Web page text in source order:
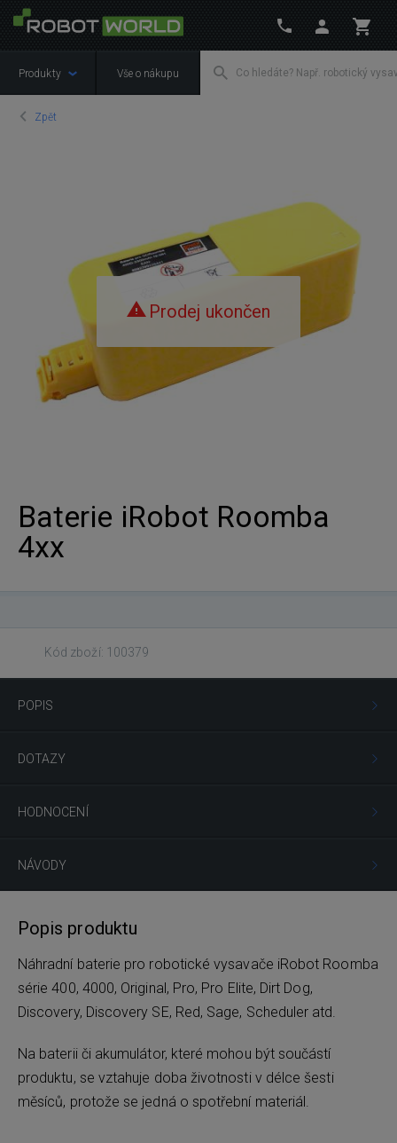
Produkty Vše o nákupu
Zpět
Prodej ukončen
Baterie iRobot Roomba
4xx
Kód zboží: 100379
POPIS
DOTAZY
HODNOCENÍ
NÁVODY
Popis produktu
Náhradní baterie pro robotické vysavače iRobot Roomba
série 400, 4000, Original, Pro, Pro Elite, Dirt Dog,
Discovery, Discovery SE, Red, Sage, Scheduler atd.
Na baterii či akumulátor, které mohou být součástí
produktu, se vztahuje doba životnosti v délce šesti
měsíců, protože se jedná o spotřební materiál.